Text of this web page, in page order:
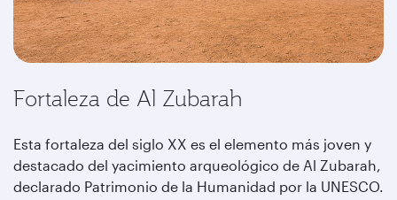
Fortaleza de Al Zubarah
Esta fortaleza del siglo XX es el elemento más joven y
destacado del yacimiento arqueológico de Al Zubarah,
declarado Patrimonio de la Humanidad por la UNESCO.